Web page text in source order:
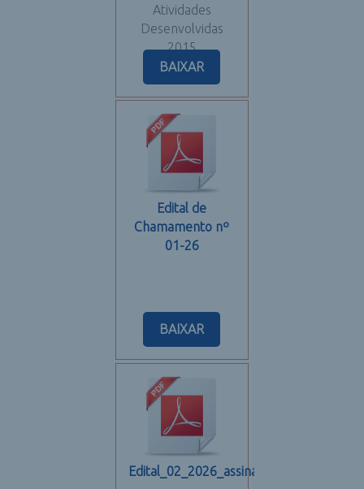
Atividades
Desenvolvidas
2015
BAIXAR
Edital de
Chamamento nº
01-26
BAIXAR
Edital_02_2026_assinado